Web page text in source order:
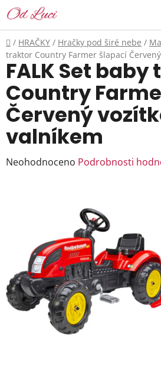
Přejít
na
obsah
Domů
/ HRAČKY / Hračky pod širé nebe /
traktor Country Farmer šlapací
FALK Set
Country
Červený
valníkem
Průměrné
hvězdiček.
Neohodnoceno Podrobnosti